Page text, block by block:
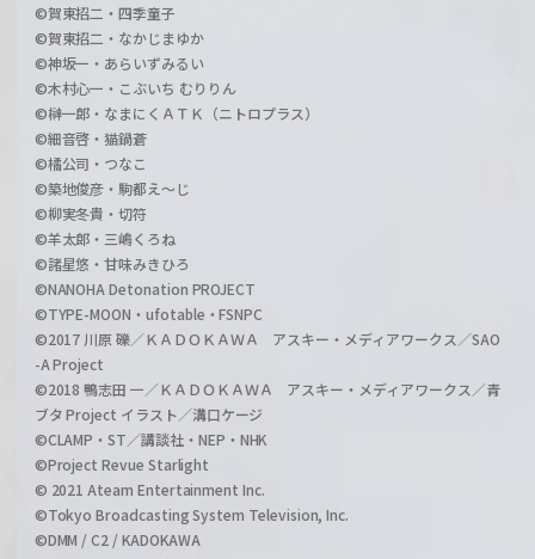
©賀東招二・四季童子
©賀東招二・なかじまゆか
©神坂一・あらいずみるい
©木村心一・こぶいち むりりん
©榊一郎・なまにくＡＴＫ（ニトロプラス）
©細音啓・猫鍋蒼
©橘公司・つなこ
©築地俊彦・駒都え～じ
©柳実冬貴・切符
©羊太郎・三嶋くろね
©諸星悠・甘味みきひろ
©NANOHA Detonation PROJECT
©TYPE-MOON・ufotable・FSNPC
©2017 川原 礫／ＫＡＤＯＫＡＷＡ アスキー・メディアワークス／SAO
-A Project
©2018 鴨志田 一／ＫＡＤＯＫＡＷＡ アスキー・メディアワークス／青
ブタ Project イラスト／溝口ケージ
©CLAMP・ST／講談社・NEP・NHK
©Project Revue Starlight
© 2021 Ateam Entertainment Inc.
©Tokyo Broadcasting System Television, Inc.
©DMM / C2 / KADOKAWA